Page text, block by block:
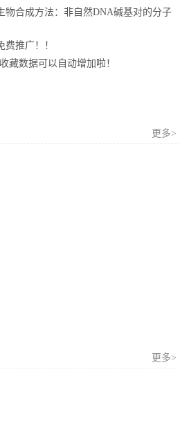
物合成方法：非自然DNA碱基对的分子
推广！！
藏数据可以自动增加啦！
更多>
更多>